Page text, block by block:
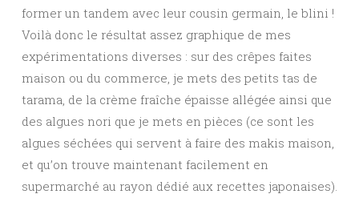
former un tandem avec leur cousin germain, le blini !
Voilà donc le résultat assez graphique de mes
expérimentations diverses : sur des crêpes faites
maison ou du commerce, je mets des petits tas de
tarama, de la crème fraîche épaisse allégée ainsi que
des algues nori que je mets en pièces (ce sont les
algues séchées qui servent à faire des makis maison,
et qu’on trouve maintenant facilement en
supermarché au rayon dédié aux recettes japonaises).